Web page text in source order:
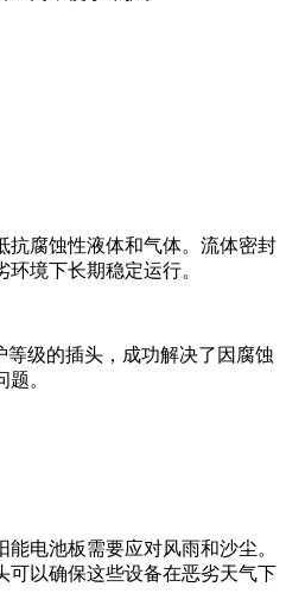
抗腐蚀性液体和气体。流体密封
境下长期稳定运行。
等级的插头，成功解决了因腐蚀
。
电池板需要应对风雨和沙尘。
可以确保这些设备在恶劣天气下